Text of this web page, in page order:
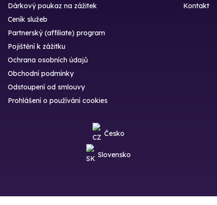
Dárkový poukaz na zážitek
Kontakt
Ceník služeb
Partnerský (affiliate) program
Pojištění k zážitku
Ochrana osobních údajů
Obchodní podmínky
Odstoupení od smlouvy
Prohlášení o používání cookies
Česko
Slovensko